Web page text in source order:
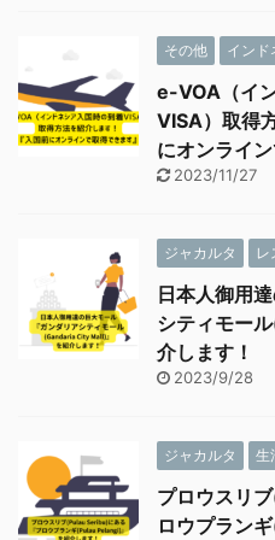
その他 インド
e-VOA（イ
VISA）取得
にオンライ
2023/11/27
ジャカルタ レ
日本人御用
シティモー
介します！
2023/9/28
ジャカルタ 生
プロウスリ
ロウプラン